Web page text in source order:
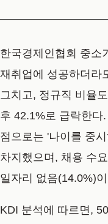
한국경제인협회 중소
재취업에 성공하더라
그치고, 정규직 비율
후 42.1%로 급락한다
점으로는 '나이를 중
차지했으며, 채용 수
일자리 없음(14.0%)
KDI 분석에 따르면,